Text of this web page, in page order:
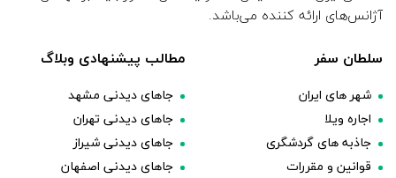
آژانس‌های ارائه کننده می‌باشد.
سلطان سفر
شهر های ایران
اجاره ویلا
جاذبه های گردشگری
قوانین و مقررات
مطالب پیشنهادی وبلاگ
جاهای دیدنی مشهد
جاهای دیدنی تهران
جاهای دیدنی شیراز
جاهای دیدنی اصفهان